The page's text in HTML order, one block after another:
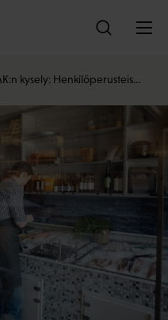
kysely: Henkilöperusteis…